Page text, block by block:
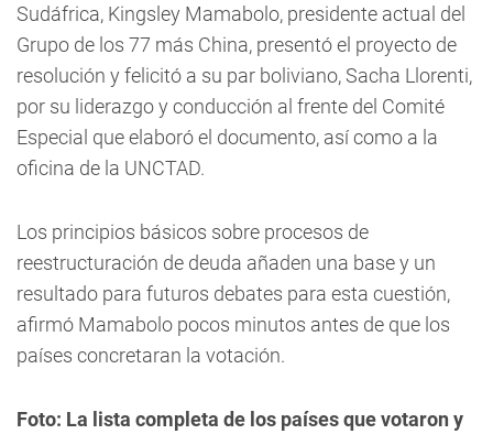
Sudáfrica, Kingsley Mamabolo, presidente actual del
Grupo de los 77 más China, presentó el proyecto de
resolución y felicitó a su par boliviano, Sacha Llorenti,
por su liderazgo y conducción al frente del Comité
Especial que elaboró el documento, así como a la
oficina de la UNCTAD.
Los principios básicos sobre procesos de
reestructuración de deuda añaden una base y un
resultado para futuros debates para esta cuestión,
afirmó Mamabolo pocos minutos antes de que los
países concretaran la votación.
Foto: La lista completa de los países que votaron y